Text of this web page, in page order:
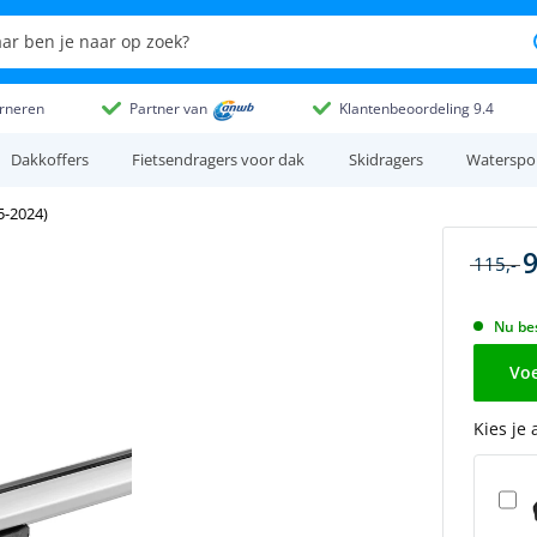
Partner van Klantenbeoordeling 9.4
Dakkoffers Fietsendragers voor dak Skidragers
2024)
115,-
Nu
Kies je